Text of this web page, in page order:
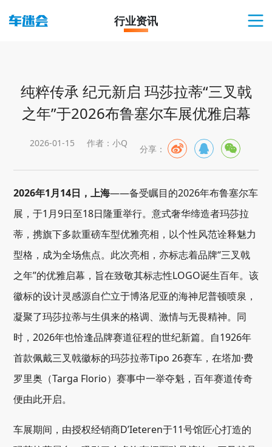
行业资讯
纯粹传承 纪元新启 玛莎拉蒂“三叉戟
之年”于2026布鲁塞尔车展优雅启幕
2026-01-15 作者：小Q 分享：
2026年1月14日，上海——备受瞩目的2026年布鲁塞尔车
展，于1月9日至18日隆重举行。意式奢华缔造者玛莎拉
蒂，携旗下多款重磅车型优雅亮相，以个性风范诠释魅力
型格，成为全场焦点。此次亮相，亦标志着品牌“三叉戟
之年”的优雅启幕，旨在致敬其标志性LOGO诞生百年。该
徽标的设计灵感源自伫立于博洛尼亚的海神尼普顿喷泉，
凝聚了玛莎拉蒂与生俱来的格调、激情与无畏精神。同
时，2026年也恰逢品牌赛道征程的世纪新篇。自1926年
首款佩戴三叉戟徽标的玛莎拉蒂Tipo 26赛车，在塔加·费
罗里奥（Targa Florio）赛事中一举夺魁，百年赛道传奇
便由此开启。
车展期间，由授权经销商D’Ieteren于11号馆匠心打造的